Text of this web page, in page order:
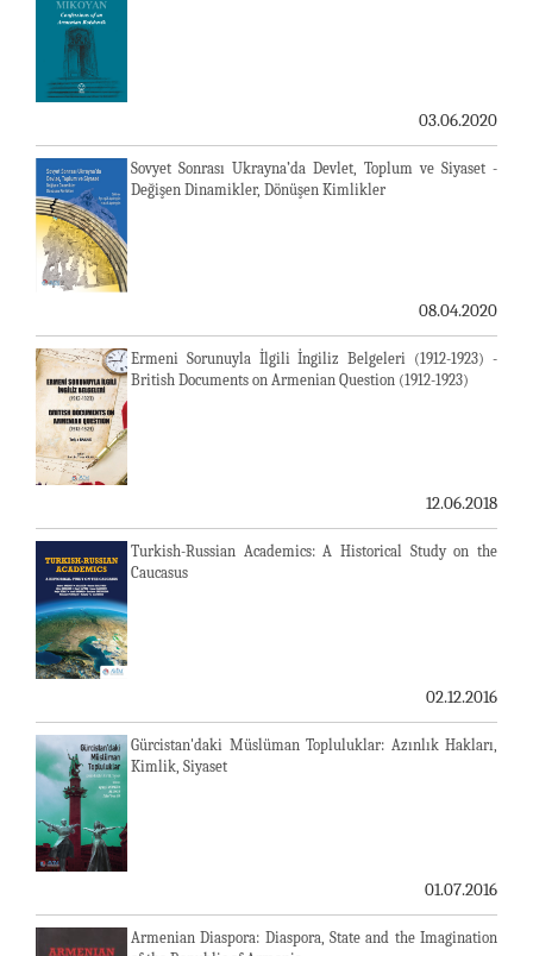
03.06.2020
Sovyet Sonrası Ukrayna’da Devlet, Toplum ve Siyaset -
Değişen Dinamikler, Dönüşen Kimlikler
08.04.2020
Ermeni Sorunuyla İlgili İngiliz Belgeleri (1912-1923) -
British Documents on Armenian Question (1912-1923)
12.06.2018
Turkish-Russian Academics: A Historical Study on the
Caucasus
02.12.2016
Gürcistan'daki Müslüman Topluluklar: Azınlık Hakları,
Kimlik, Siyaset
01.07.2016
Armenian Diaspora: Diaspora, State and the Imagination